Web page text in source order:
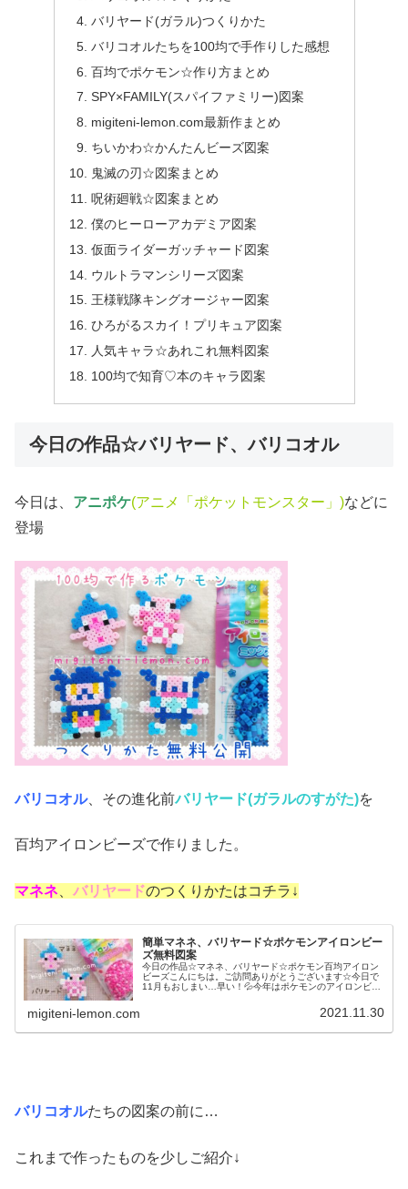
バリヤード(ガラル)つくりかた
バリコオルたちを100均で手作りした感想
百均でポケモン☆作り方まとめ
SPY×FAMILY(スパイファミリー)図案
migiteni-lemon.com最新作まとめ
ちいかわ☆かんたんビーズ図案
鬼滅の刃☆図案まとめ
呪術廻戦☆図案まとめ
僕のヒーローアカデミア図案
仮面ライダーガッチャード図案
ウルトラマンシリーズ図案
王様戦隊キングオージャー図案
ひろがるスカイ！プリキュア図案
人気キャラ☆あれこれ無料図案
100均で知育♡本のキャラ図案
今日の作品☆バリヤード、バリコオル
今日は、 アニポケ(アニメ「ポケットモンスター」)などに
登場
バリコオル、その進化前バリヤード(ガラルのすがた)を
百均アイロンビーズで作りました。
マネネ バリヤードのつくりかたはコチラ↓
簡単マネネ、バリヤード☆ポケモンアイロンビー
ズ無料図案
今日の作品☆マネネ、バリヤード☆ポケモン百均アイロン
ビーズこんにちは。ご訪問ありがとうございます☆今日で
11月もおしまい…早い！💦今年はポケモンのアイロンビー
migiteni-lemon.com 2021.11.30
バリコオルたちの図案の前に…
これまで作ったものを少しご紹介↓